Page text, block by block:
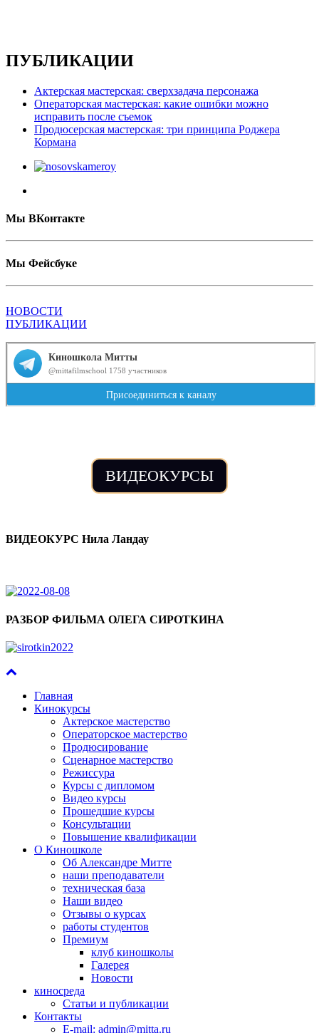
ПУБЛИКАЦИИ
Актерская мастерская: сверхзадача персонажа
Операторская мастерская: какие ошибки можно
исправить после съемок
Продюсерская мастерская: три принципа Роджера
Кормана
Мы ВКонтакте
Мы Фейсбуке
НОВОСТИ
ПУБЛИКАЦИИ
ВИДЕОКУРСЫ
ВИДЕОКУРС Нила Ландау
РАЗБОР ФИЛЬМА ОЛЕГА СИРОТКИНА
Главная
Кинокурсы
Актерское мастерство
Операторское мастерство
Продюсирование
Сценарное мастерство
Режиссура
Курсы с дипломом
Видео курсы
Прошедшие курсы
Консультации
Повышение квалификации
О Киношколе
Об Александре Митте
наши преподаватели
техническая база
Наши видео
Отзывы о курсах
работы студентов
Премиум
клуб киношколы
Галерея
Новости
киносреда
Статьи и публикации
Контакты
E-mail: admin@mitta.ru